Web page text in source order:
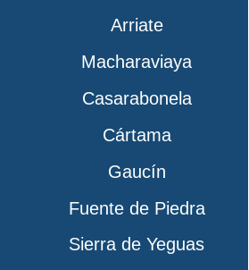
Arriate
Macharaviaya
Casarabonela
Cártama
Gaucín
Fuente de Piedra
Sierra de Yeguas